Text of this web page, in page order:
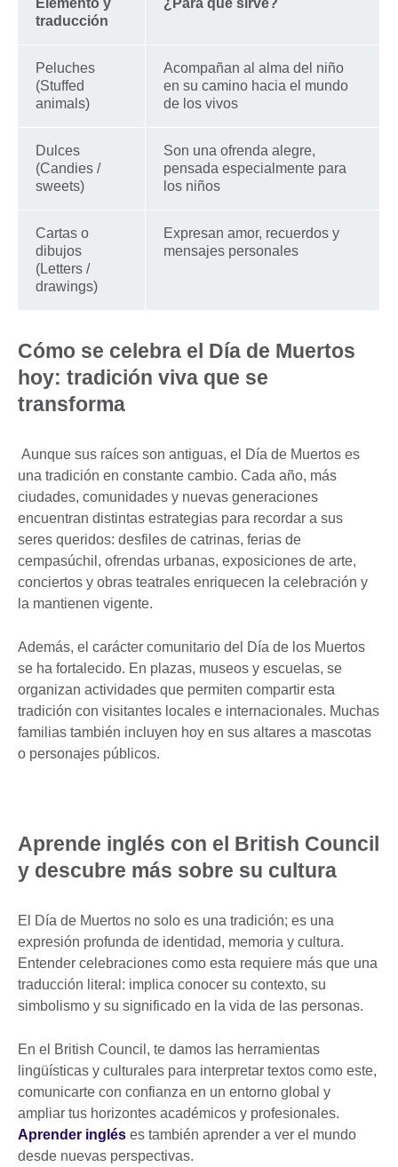
traducción
Peluches
(Stuffed
animals)
Acompañan al alma del niño
en su camino hacia el mundo
de los vivos
Dulces
(Candies /
sweets)
Son una ofrenda alegre,
pensada especialmente para
los niños
Cartas o
dibujos
(Letters /
drawings)
Expresan amor, recuerdos y
mensajes personales
Cómo se celebra el Día de Muertos
hoy: tradición viva que se
transforma
Aunque sus raíces son antiguas, el Día de Muertos es
una tradición en constante cambio. Cada año, más
ciudades, comunidades y nuevas generaciones
encuentran distintas estrategias para recordar a sus
seres queridos: desfiles de catrinas, ferias de
cempasúchil, ofrendas urbanas, exposiciones de arte,
conciertos y obras teatrales enriquecen la celebración y
la mantienen vigente.
Además, el carácter comunitario del Día de los Muertos
se ha fortalecido. En plazas, museos y escuelas, se
organizan actividades que permiten compartir esta
tradición con visitantes locales e internacionales. Muchas
familias también incluyen hoy en sus altares a mascotas
o personajes públicos.
Aprende inglés con el British Council
y descubre más sobre su cultura
El Día de Muertos no solo es una tradición; es una
expresión profunda de identidad, memoria y cultura.
Entender celebraciones como esta requiere más que una
traducción literal: implica conocer su contexto, su
simbolismo y su significado en la vida de las personas.
En el British Council, te damos las herramientas
lingüísticas y culturales para interpretar textos como este,
comunicarte con confianza en un entorno global y
ampliar tus horizontes académicos y profesionales.
Aprender inglés es también aprender a ver el mundo
desde nuevas perspectivas.